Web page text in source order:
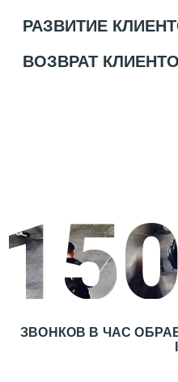
РАЗВИТИЕ
ВОЗВРАТ
ЗВОНКОВ В ЧАС